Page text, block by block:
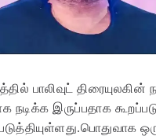
பாலிவுட் திரையுலகின்
நடிக்க இருப்பதாக